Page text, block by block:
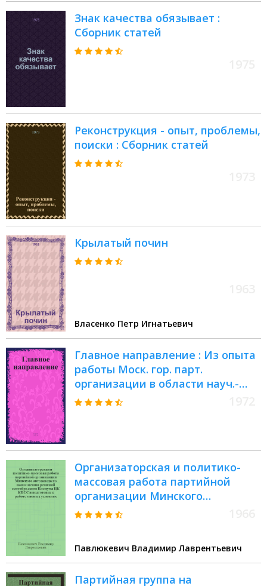
Знак качества обязывает :
Сборник статей
Реконструкция - опыт, проблемы,
поиски : Сборник статей
Крылатый почин
Власенко Петр Игнатьевич
Главное направление : Из опыта
работы Моск. гор. парт.
организации в области науч.-
техн. прогресса : Сборник статей
Организаторская и политико-
массовая работа партийной
организации Минского
автозавода по выполнению
новых условиях
Павлюкевич Владимир Лаврентьевич
Партийная группа на